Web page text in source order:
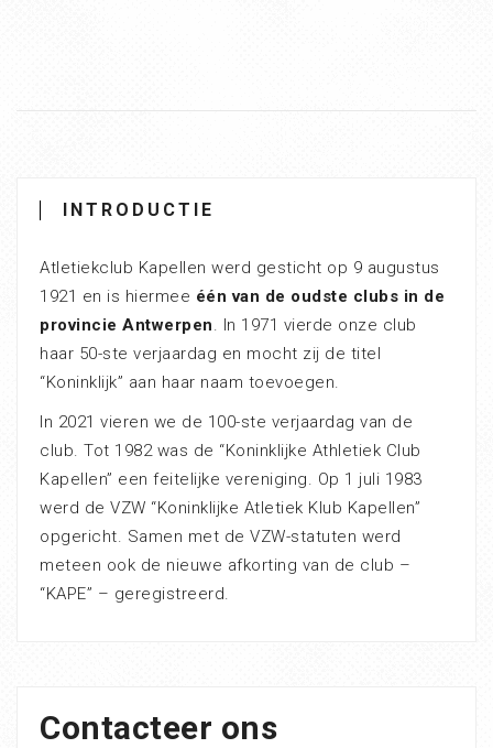
INTRODUCTIE
Atletiekclub Kapellen werd gesticht op 9 augustus
1921 en is hiermee één van de oudste clubs in de
provincie Antwerpen. In 1971 vierde onze club
haar 50-ste verjaardag en mocht zij de titel
“Koninklijk” aan haar naam toevoegen.
In 2021 vieren we de 100-ste verjaardag van de
club. Tot 1982 was de “Koninklijke Athletiek Club
Kapellen” een feitelijke vereniging. Op 1 juli 1983
werd de VZW “Koninklijke Atletiek Klub Kapellen”
opgericht. Samen met de VZW-statuten werd
meteen ook de nieuwe afkorting van de club –
“KAPE” – geregistreerd.
Contacteer ons